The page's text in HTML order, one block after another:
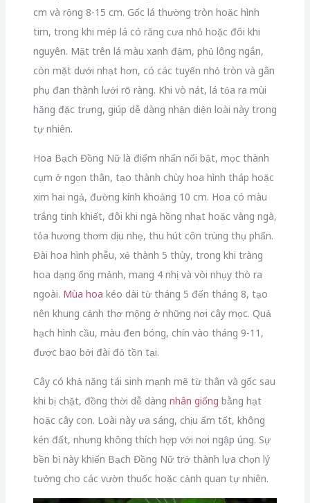
cm và rộng 8-15 cm. Gốc lá thường tròn hoặc hình
tim, trong khi mép lá có răng cưa nhỏ hoặc đôi khi
nguyên. Mặt trên lá màu xanh đậm, phủ lông ngắn,
còn mặt dưới nhạt hơn, có các tuyến nhỏ tròn và gân
phụ đan thành lưới rõ ràng. Khi vò nát, lá tỏa ra mùi
hăng đặc trưng, giúp dễ dàng nhận diện loài này trong
tự nhiên.
Hoa Bạch Đồng Nữ là điểm nhấn nổi bật, mọc thành
cụm ở ngọn thân, tạo thành chùy hoa hình tháp hoặc
xim hai ngả, đường kính khoảng 10 cm. Hoa có màu
trắng tinh khiết, đôi khi ngả hồng nhạt hoặc vàng ngà,
tỏa hương thơm dịu nhẹ, thu hút côn trùng thụ phấn.
Đài hoa hình phễu, xẻ thành 5 thùy, trong khi tràng
hoa dạng ống mảnh, mang 4 nhị và vòi nhụy thò ra
ngoài. Mùa hoa kéo dài từ tháng 5 đến tháng 8, tạo
nên khung cảnh thơ mộng ở những nơi cây mọc. Quả
hạch hình cầu, màu đen bóng, chín vào tháng 9-11,
được bao bởi đài đỏ tồn tại.
Cây có khả năng tái sinh mạnh mẽ từ thân và gốc sau
khi bị chặt, đồng thời dễ dàng nhân giống bằng hạt
hoặc cây con. Loài này ưa sáng, chịu ẩm tốt, không
kén đất, nhưng không thích hợp với nơi ngập úng. Sự
bền bỉ này khiến Bạch Đồng Nữ trở thành lựa chọn lý
tưởng cho các vườn thuốc hoặc cảnh quan tự nhiên.